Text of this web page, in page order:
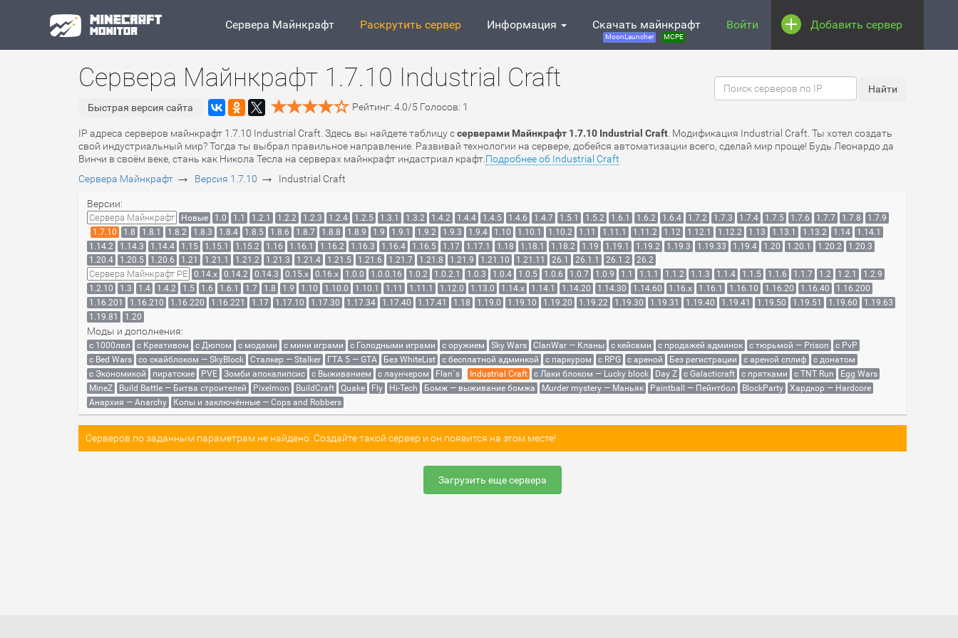
Сервера Майнкрафт Раскрутить сервер Информация Скачать майнкрафт
MoonLauncher MCPE
Войти Добавить сервер
Сервера Майнкрафт 1.7.10 Industrial Craft
Быстрая версия сайта Рейтинг: 4.0/5 Голосов: 1
IP адреса серверов майнкрафт 1.7.10 Industrial Craft. Здесь вы найдете таблицу ссерверами Майнкрафт 1.7.10 Industrial Craft . Модификация Industrial Craft. Ты хотел создать
свой индустриальный мир? Тогда ты выбрал правильное направление. Развивай технологии на сервере, добейся автоматизации всего, сделай мир проще! Будь Леонардо да
Винчи в своём веке, стань как Никола Тесла на серверах майнкрафт индастриал крафт. Подробнее об Industrial Craft
Сервера Майнкрафт → Версия 1.7.10 → Industrial Craft
Версии:
Сервера Майнкрафт Новые 1.0 1.1 1.2.1 1.2.2 1.2.3 1.2.4 1.2.5 1.3.1 1.3.2 1.4.2 1.4.4 1.4.5 1.4.6 1.4.7 1.5.1 1.5.2 1.6.1 1.6.2 1.6.4 1.7.2 1.7.3 1.7.4 1.7.5 1.7.6 1.7.7 1.7.8
1.7.9
1.7.10
1.8 1.8.1 1.8.2 1.8.3 1.8.4 1.8.5 1.8.6 1.8.7 1.8.8 1.8.9 1.9 1.9.1 1.9.2 1.9.3 1.9.4 1.10 1.10.1 1.10.2 1.11 1.11.1 1.11.2 1.12 1.12.1 1.12.2 1.13 1.13.1 1.13.2 1.14
1.14.1
1.14.2
1.14.3 1.14.4 1.15 1.15.1 1.15.2 1.16 1.16.1 1.16.2 1.16.3 1.16.4 1.16.5 1.17 1.17.1 1.18 1.18.1 1.18.2 1.19 1.19.1 1.19.2 1.19.3 1.19.33 1.19.4 1.20 1.20.1 1.20.2
1.20.3
1.20.4
1.20.5 1.20.6 1.21 1.21.1 1.21.2 1.21.3 1.21.4 1.21.5 1.21.6 1.21.7 1.21.8 1.21.9 1.21.10 1.21.11 26.1 26.1.1 26.1.2 26.2
Сервера Майнкрафт PE 0.14.x 0.14.2 0.14.3 0.15.x 0.16.x 1.0.0 1.0.0.16 1.0.2 1.0.2.1 1.0.3 1.0.4 1.0.5 1.0.6 1.0.7 1.0.9 1.1 1.1.1 1.1.2 1.1.3 1.1.4 1.1.5 1.1.6 1.1.7 1.2 1.2.1
1.2.9
1.2.10
1.3 1.4 1.4.2 1.5 1.6 1.6.1 1.7 1.8 1.9 1.10 1.10.0 1.10.1 1.11 1.11.1 1.12.0 1.13.0 1.14.x 1.14.1 1.14.20 1.14.30 1.14.60 1.16.x 1.16.1 1.16.10 1.16.20 1.16.40
1.16.200
1.16.201
1.16.210 1.16.220 1.16.221 1.17 1.17.10 1.17.30 1.17.34 1.17.40 1.17.41 1.18 1.19.0 1.19.10 1.19.20 1.19.22 1.19.30 1.19.31 1.19.40 1.19.41 1.19.50 1.19.51 1.19.60
1.19.63
1.19.81
1.20
Моды и дополнения:
с 1000лвл c Креативом с Дюпом с модами с мини играми с Голодными играми с оружием Sky Wars ClanWar — Кланы с кейсами с продажей админок с тюрьмой — Prison
с PvP
с Bed Wars
со скайблоком — SkyBlock Сталкер — Stalker ГТА 5 — GTA Без WhiteList с бесплатной админкой с паркуром с RPG с ареной Без регистрации с ареной сплиф
с донатом
с Экономикой
пиратские PVE Зомби апокалипсис с Выживанием с лаунчером Flan`s Industrial Craft с Лаки блоком — Lucky block Day Z с Galacticraft с прятками с TNT Run
Egg Wars
MineZ
Build Battle — Битва строителей Pixelmon BuildCraft Quake Fly Hi-Tech Бомж — выживание бомжа Murder mystery — Маньяк Paintball — Пейнтбол BlockParty
Хардкор — Hardcore
Анархия — Anarchy
Копы и заключённые — Cops and Robbers
Серверов по заданным параметрам не найдено. Создайте такой сервер и он появится на этом месте!
Загрузить еще сервера